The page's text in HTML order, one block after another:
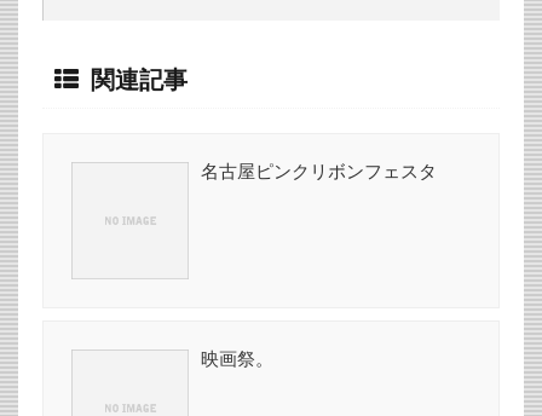
関連記事
名古屋ピンクリボンフェスタ
映画祭。